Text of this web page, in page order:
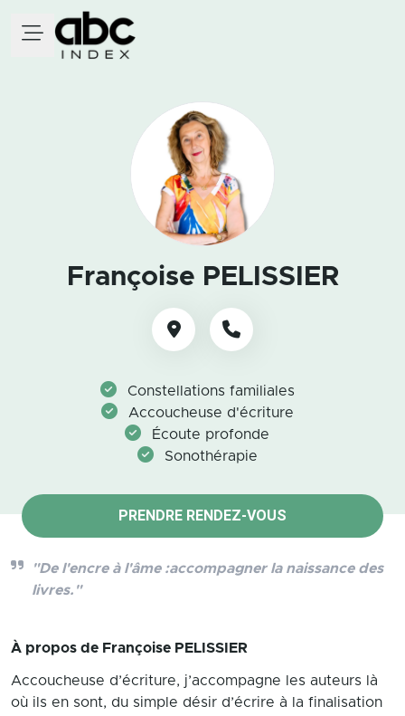
Françoise PELISSIER
Constellations familiales
Accoucheuse d'écriture
Écoute profonde
Sonothérapie
PRENDRE RENDEZ-VOUS
"De l'encre à l'âme :accompagner la naissance des
livres."
À propos de Françoise PELISSIER
Accoucheuse d’écriture, j’accompagne les auteurs là
où ils en sont, du simple désir d’écrire à la finalisation